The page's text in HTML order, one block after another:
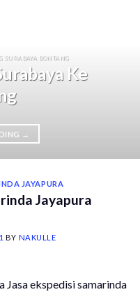
SURABAYA BONTANG
Ke
→
JAYAPURA
Jayapura
BY NAKULLE
Jasa ekspedisi samarinda